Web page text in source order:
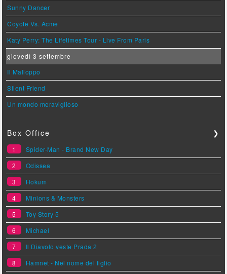
Sunny Dancer
Coyote Vs. Acme
Katy Perry: The Lifetimes Tour - Live From Paris
giovedì 3 settembre
Il Malloppo
Silent Friend
Un mondo meraviglioso
Box Office ❯
1
Spider-Man - Brand New Day
2
Odissea
3
Hokum
4
Minions & Monsters
5
Toy Story 5
6
Michael
7
Il Diavolo veste Prada 2
8
Hamnet - Nel nome del figlio